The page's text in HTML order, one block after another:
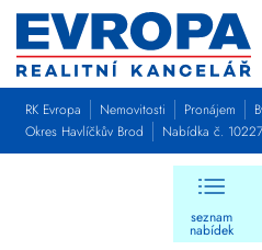
RK Evropa Nemovitosti Pronájem
Okres Havlíčkův Brod
Nabídka č.
seznam
nabídek